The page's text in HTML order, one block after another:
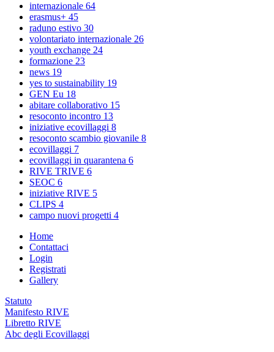
internazionale 64
erasmus+ 45
raduno estivo 30
volontariato internazionale 26
youth exchange 24
formazione 23
news 19
yes to sustainability 19
GEN Eu 18
abitare collaborativo 15
resoconto incontro 13
iniziative ecovillaggi 8
resoconto scambio giovanile 8
ecovillaggi 7
ecovillaggi in quarantena 6
RIVE TRIVE 6
SEOC 6
iniziative RIVE 5
CLIPS 4
campo nuovi progetti 4
Home
Contattaci
Login
Registrati
Gallery
Statuto
Manifesto RIVE
Libretto RIVE
Abc degli Ecovillaggi